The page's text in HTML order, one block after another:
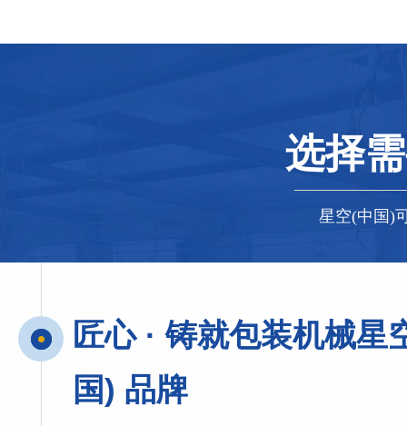
选择
星空(中国)
匠心 · 铸就包装机械星
国) 品牌